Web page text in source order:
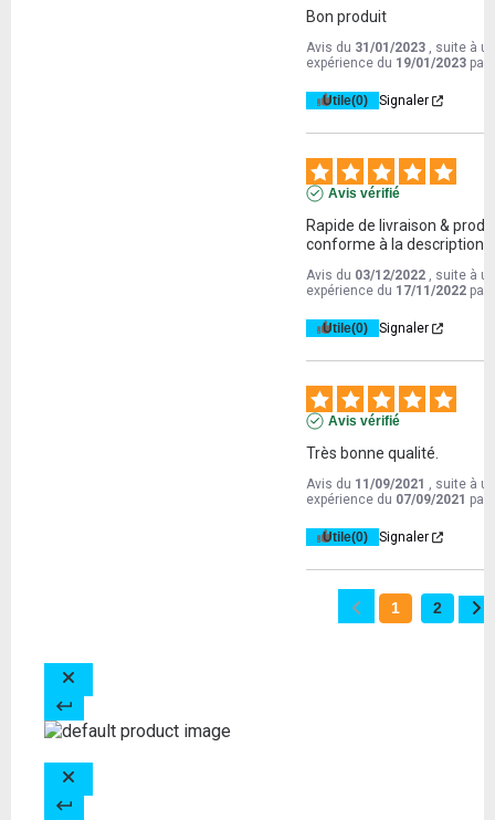
Bon produit
Avis du 31/01/2023 , suite à
expérience du 19/01/2023 par
Utile(0) Signaler
Avis vérifié
Rapide de livraison &
conforme à la description
Avis du 03/12/2022 , suite à
expérience du 17/11/2022 par
Utile(0) Signaler
Avis vérifié
Très bonne qualité.
Avis du 11/09/2021 , suite à
expérience du 07/09/2021 par
Utile(0) Signaler
1 2